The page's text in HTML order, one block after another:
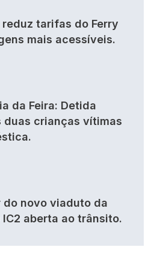
tarifas do Ferry
mais acessíveis.
da Feira: Detida
duas crianças vítimas
do novo viaduto da
IC2 aberta ao trânsito.